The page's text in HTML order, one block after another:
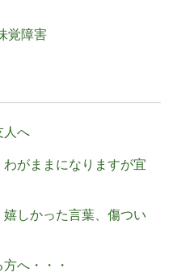
覚障害
へ
がままになりますが宜
しかった言葉、傷つい
へ・・・